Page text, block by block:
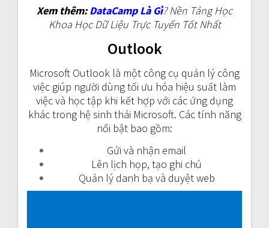
Xem thêm:DataCamp Là Gì? Nền Tảng Học
Khoa Học Dữ Liệu Trực Tuyến Tốt Nhất
Outlook
Microsoft Outlook là một công cụ quản lý công
việc giúp người dùng tối ưu hóa hiệu suất làm
việc và học tập khi kết hợp với các ứng dụng
khác trong hệ sinh thái Microsoft. Các tính năng
nổi bật bao gồm:
Gửi và nhận email
Lên lịch họp, tạo ghi chú
Quản lý danh bạ và duyệt web